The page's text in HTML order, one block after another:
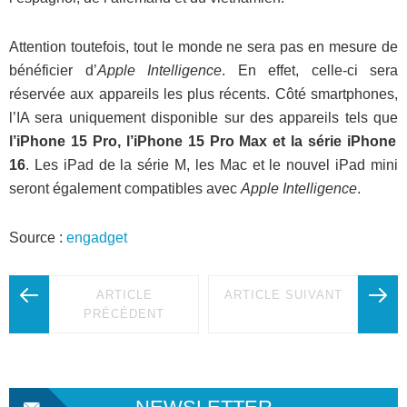
Attention toutefois, tout le monde ne sera pas en mesure de
bénéficier d’Apple Intelligence. En effet, celle-ci sera
réservée aux appareils les plus récents. Côté smartphones,
l’IA sera uniquement disponible sur des appareils tels que
l’iPhone 15 Pro, l’iPhone 15 Pro Max et la série iPhone
16. Les iPad de la série M, les Mac et le nouvel iPad mini
seront également compatibles avec Apple Intelligence.
Source : engadget
ARTICLE
PRÉCÉDENT
ARTICLE SUIVANT